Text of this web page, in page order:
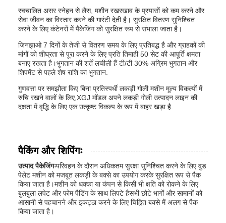
स्वचालित असर स्नेहन से लैस, मशीन रखरखाव के प्रयासों को कम करने और
सेवा जीवन का विस्तार करने की गारंटी देती है। सुरक्षित वितरण सुनिश्चित
करने के लिए कंटेनरों में पैकेजिंग को सुरक्षित रूप से संभाला जाता है।
जिनझाओ 7 दिनों के तेजी से वितरण समय के लिए प्रतिबद्ध है और ग्राहकों की
मांगों को शीघ्रता से पूरा करने के लिए प्रति तिमाही 50 सेट की आपूर्ति क्षमता
बनाए रखता है।भुगतान की शर्तें लचीली हैं टी/टी 30% अग्रिम भुगतान और
शिपमेंट से पहले शेष राशि का भुगतान.
गुणवत्ता पर समझौता किए बिना प्रतिस्पर्धी लकड़ी गोली मशीन मूल्य विकल्पों में
रुचि रखने वालों के लिए,XGJ मॉडल अपने लकड़ी गोली उत्पादन लाइन की
दक्षता में वृद्धि के लिए एक उत्कृष्ट विकल्प के रूप में बाहर खड़ा है.
पैकिंग और शिपिंगः
उत्पाद पैकेजिंगःपरिवहन के दौरान अधिकतम सुरक्षा सुनिश्चित करने के लिए वुड
पेलेट मशीन को मजबूत लकड़ी के बक्से का उपयोग करके सुरक्षित रूप से पैक
किया जाता है।मशीन को धक्का या कंपन से किसी भी क्षति को रोकने के लिए
बुलबुला लपेट और फोम पैडिंग के साथ लिपटे हैसभी छोटे भागों और सामानों को
आसानी से पहचानने और इकट्ठा करने के लिए चिह्नित बक्से में अलग से पैक
किया जाता है।